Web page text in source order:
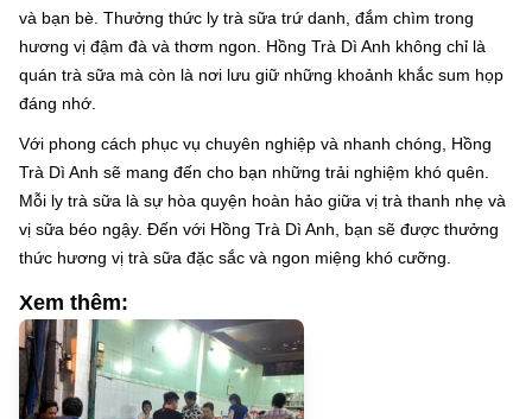
và bạn bè. Thưởng thức ly trà sữa trứ danh, đắm chìm trong
hương vị đậm đà và thơm ngon. Hồng Trà Dì Anh không chỉ là
quán trà sữa mà còn là nơi lưu giữ những khoảnh khắc sum họp
đáng nhớ.
Với phong cách phục vụ chuyên nghiệp và nhanh chóng, Hồng
Trà Dì Anh sẽ mang đến cho bạn những trải nghiệm khó quên.
Mỗi ly trà sữa là sự hòa quyện hoàn hảo giữa vị trà thanh nhẹ và
vị sữa béo ngậy. Đến với Hồng Trà Dì Anh, bạn sẽ được thưởng
thức hương vị trà sữa đặc sắc và ngon miệng khó cưỡng.
Xem thêm: